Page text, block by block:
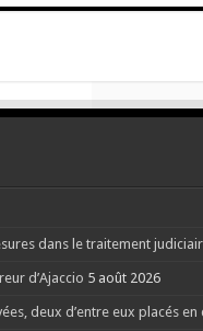
dans le traitement
d’Ajaccio 5 août 2026
deux d’entre eux placés